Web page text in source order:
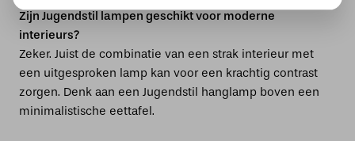
Zijn Jugendstil lampen geschikt voor moderne
interieurs?
Zeker. Juist de combinatie van een strak interieur met
een uitgesproken lamp kan voor een krachtig contrast
zorgen. Denk aan een Jugendstil hanglamp boven een
minimalistische eettafel.